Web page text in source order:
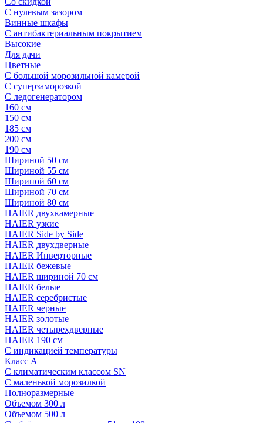
С нулевым зазором
Винные шкафы
С антибактериальным покрытием
Высокие
Для дачи
Цветные
С большой морозильной камерой
С суперзаморозкой
С ледогенератором
160 см
150 см
185 см
200 см
190 см
Шириной 50 см
Шириной 55 см
Шириной 60 см
Шириной 70 см
Шириной 80 см
HAIER двухкамерные
HAIER узкие
HAIER Side by Side
HAIER двухдверные
HAIER Инверторные
HAIER бежевые
HAIER шириной 70 см
HAIER белые
HAIER серебристые
HAIER черные
HAIER золотые
HAIER четырехдверные
HAIER 190 см
С индикацией температуры
Класс A
С климатическим классом SN
С маленькой морозилкой
Полноразмерные
Объемом 300 л
Объемом 500 л